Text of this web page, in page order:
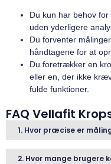
Du kun har behov
uden yderligere
Du forventer
håndtagene for at
Du foretrækker en
eller en, der ikke
fulde funktioner.
FAQ Vellafit
1. Hvor præcise er
2. Hvor mange brugere